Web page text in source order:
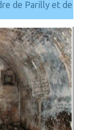
de Parilly et de